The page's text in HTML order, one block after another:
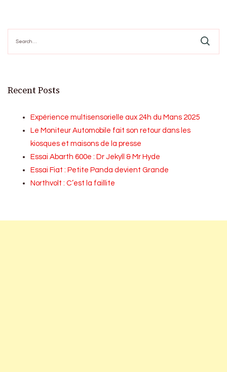
for:
Recent Posts
Expérience multisensorielle aux 24h du Mans 2025
Le Moniteur Automobile fait son retour dans les
kiosques et maisons de la presse
Essai Abarth 600e : Dr Jekyll & Mr Hyde
Essai Fiat : Petite Panda devient Grande
Northvolt : C’est la faillite